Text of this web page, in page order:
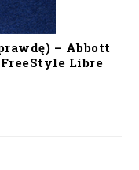
– Abbott
Libre